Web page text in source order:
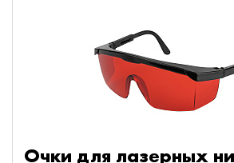
Очки для лазерных